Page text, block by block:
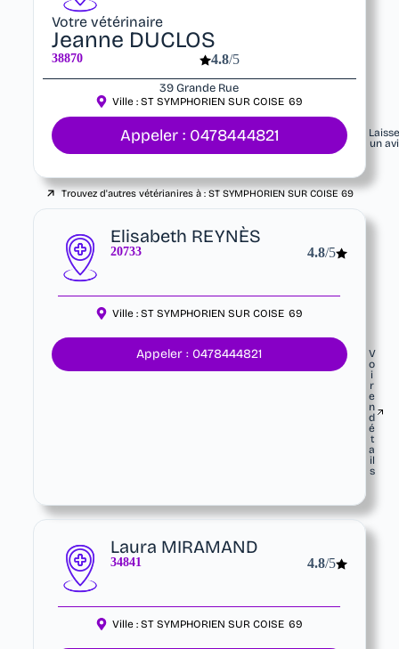
Votre vétérinaire
Jeanne DUCLOS
38870 4.8/5
39 Grande Rue
Ville :ST SYMPHORIEN SUR COISE 69
Appeler : 0478444821
un
Trouvez d'autres vétérianires à :ST SYMPHORIEN SUR COISE 69
Elisabeth REYNÈS
20733 4.8/5
Ville :ST SYMPHORIEN SUR COISE 69
Appeler : 0478444821
V
o
i
r
e
n
d
é
t
a
il
s
Laura MIRAMAND
34841 4.8/5
Ville :ST SYMPHORIEN SUR COISE 69